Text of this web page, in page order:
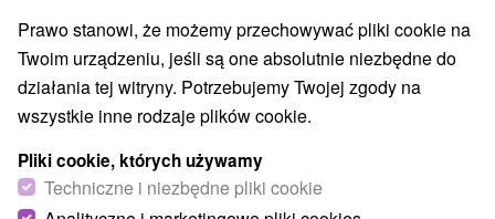
Atrakcje turystyczne(15) Atrakcje z adrenaliną (1)
Jaskinie(3)
Pohorelá(1) Šumiac(1)
Prawo stanowi, że możemy przechowywać pliki cookie na
Twoim urządzeniu, jeśli są one absolutnie niezbędne do
działania tej witryny. Potrzebujemy Twojej zgody na
wszystkie inne rodzaje plików cookie.
Pliki cookie, których używamy
Techniczne i niezbędne pliki cookie